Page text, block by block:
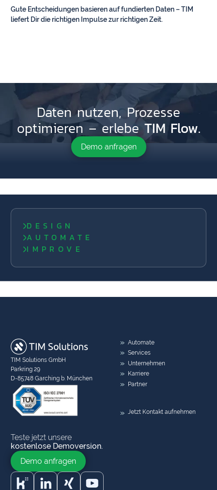
Gute Entscheidungen basieren auf fundierten Daten – TIM
liefert Dir die richtigen Impulse zur richtigen Zeit.
Daten nutzen, Prozesse
optimieren – erlebe TIM Flow.
Demo anfragen
DESIGN
AUTOMATE
IMPROVE
TIM Solutions GmbH
Parkring 29
D-85748 Garching b. München
Automate
Services
Unternehmen
Karriere
Partner
Jetzt Kontakt aufnehmen
Teste jetzt unsere
kostenlose Demoversion.
Demo anfragen